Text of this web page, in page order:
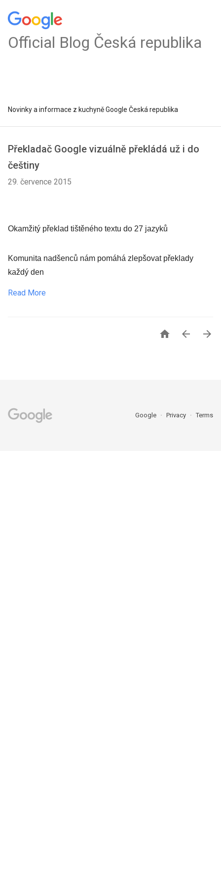
Official Blog Česká republika
Novinky a informace z kuchyně Google Česká republika
Překladač Google vizuálně překládá už i do
češtiny
29. července 2015
Okamžitý překlad tištěného textu do 27 jazyků
Komunita nadšenců nám pomáhá zlepšovat překlady
každý den
Read More
  
Google Privacy Terms